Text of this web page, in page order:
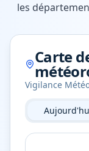
les
Carte
Vigilance